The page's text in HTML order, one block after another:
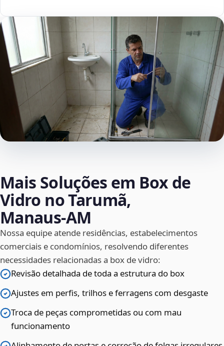
Mais Soluções em Box de
Vidro no Tarumã,
Manaus‑AM
Nossa equipe atende residências, estabelecimentos
comerciais e condomínios, resolvendo diferentes
necessidades relacionadas a box de vidro:
Revisão detalhada de toda a estrutura do box
Ajustes em perfis, trilhos e ferragens com desgaste
Troca de peças comprometidas ou com mau
funcionamento